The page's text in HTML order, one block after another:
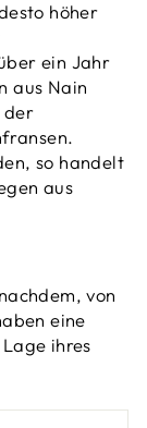
höher
ein Jahr
aus Nain
der
so handelt
aus
von
eine
ihres